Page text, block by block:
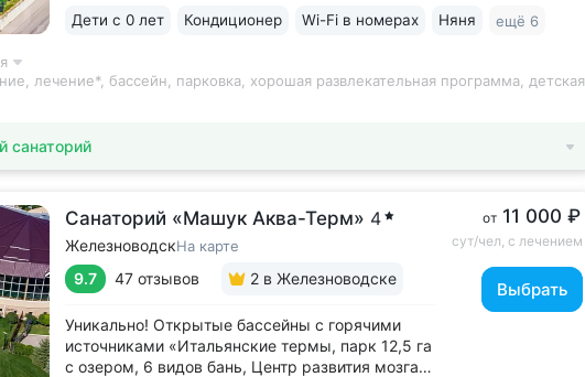
Дети с 0 лет Кондиционер Wi-Fi в номерах Няня ещё 6
лечение*, бассейн, парковка, хорошая развлекательная программа, детская
санаторий
Санаторий «Машук Аква-Терм» 4
ЖелезноводскНа карте
9.7 47 отзывов 2 в Железноводске
Уникально! Открытые бассейны с горячими
источниками «Итальянские термы, парк 12,5 га
с озером, 6 видов бань, Центр развития мозга,
от 11 000 ₽
сут/чел, с лечением
Выбрать